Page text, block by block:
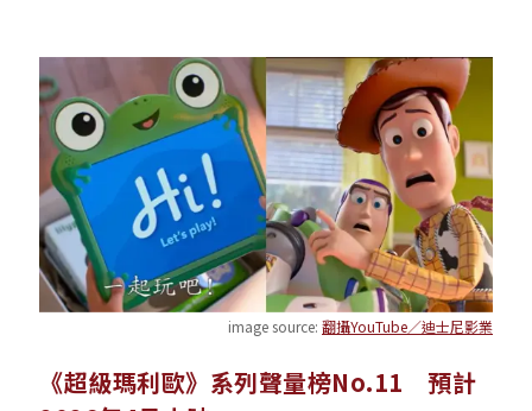
image source: 翻攝YouTube／迪士尼影業
《超級瑪利歐》系列聲量榜No.11 預計